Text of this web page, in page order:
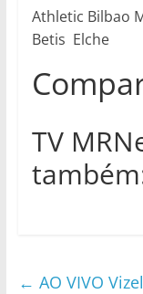
Athletic Bilbao
Betis Elche
TV
← AO VIVO